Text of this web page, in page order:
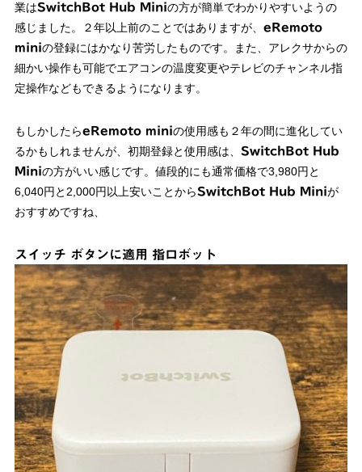
業はSwitchBot Hub Miniの方が簡単でわかりやすいようの
感じました。２年以上前のことではありますが、 eRemoto
miniの登録にはかなり苦労したものです。また、アレクサからの
細かい操作も可能でエアコンの温度変更やテレビのチャンネル指
定操作などもできるようになります。
もしかしたらeRemoto miniの使用感も２年の間に進化してい
るかもしれませんが、初期登録と使用感は、
SwitchBot Hub
Miniの方がいい感じです。値段的にも通常価格で3,980円と
6,040円と2,000円以上安いことから SwitchBot Hub Miniが
おすすめですね、
スイッチ ボタンに適用 指ロボット